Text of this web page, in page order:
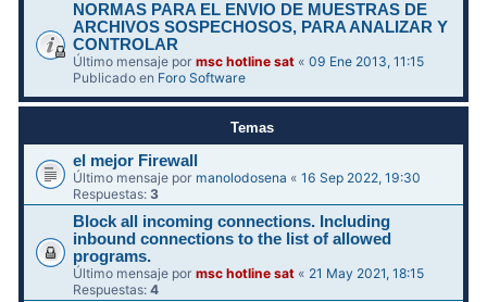
NORMAS PARA EL ENVIO DE MUESTRAS DE
ARCHIVOS SOSPECHOSOS, PARA ANALIZAR Y
CONTROLAR
Último mensaje pormsc hotline sat «09 Ene 2013, 11:15
Publicado en Foro Software
Temas
el mejor Firewall
Último mensaje por manolodosena «16 Sep 2022, 19:30
Respuestas:3
Block all incoming connections. Including
inbound connections to the list of allowed
programs.
Último mensaje pormsc hotline sat « 21 May 2021, 18:15
Respuestas:4